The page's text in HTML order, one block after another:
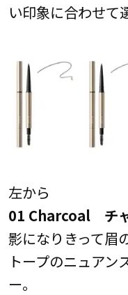
い印象に合わせて
左から
01 Charcoal チ
影になりきって眉
トープのニュアン
ー。